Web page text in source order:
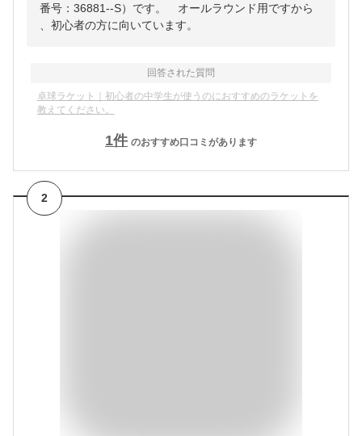
番号：36881--S）です。 オールラウンド用ですから
、初心者の方に向いています。
回答された質問
卓球ラケット｜初心者の中学生が使うのにおすすめのラケットを
教えてください。
1件 のおすすめ口コミがあります
2